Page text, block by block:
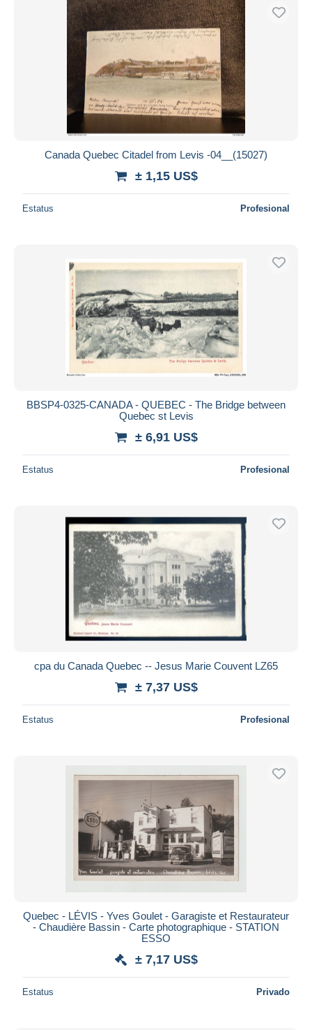
Canada Quebec Citadel from Levis -04__(15027)
± 1,15 US$
Estatus Profesional
BBSP4-0325-CANADA - QUEBEC - The Bridge between
Quebec st Levis
± 6,91 US$
Estatus Profesional
cpa du Canada Quebec -- Jesus Marie Couvent LZ65
± 7,37 US$
Estatus Profesional
Quebec - LÉVIS - Yves Goulet - Garagiste et Restaurateur
- Chaudière Bassin - Carte photographique - STATION
ESSO
± 7,17 US$
Estatus Privado